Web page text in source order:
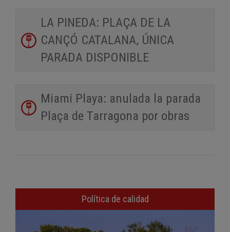
LA PINEDA: PLAÇA DE LA
CANÇÓ CATALANA, ÚNICA
PARADA DISPONIBLE
Miami Playa: anulada la parada
Plaça de Tarragona por obras
Política de calidad